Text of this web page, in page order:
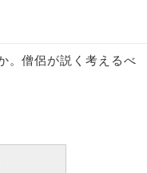
。僧侶が説く考えるべ